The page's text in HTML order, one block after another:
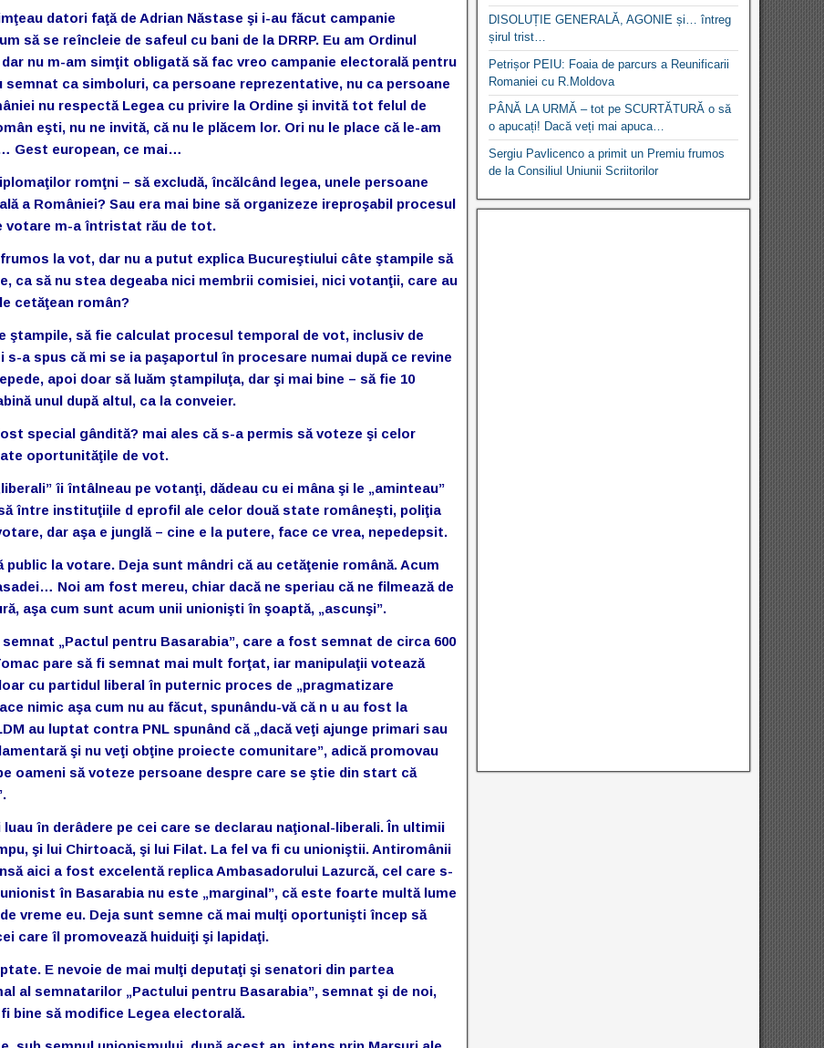
datori faţă de Adrian Năstase şi i-au făcut campanie
să se reîncleie de safeul cu bani de la DRRP. Eu am Ordinul
nu m-am simţit obligată să fac vreo campanie electorală pentru
ca simboluri, ca persoane reprezentative, nu ca persoane
nu respectă Legea cu privire la Ordine şi invită tot felul de
eşti, nu ne invită, că nu le plăcem lor. Ori nu le place că le-am
Gest european, ce mai…
romţni – să excludă, încălcând legea, unele persoane
a României? Sau era mai bine să organizeze ireproşabil procesul
votare m-a întristat rău de tot.
la vot, dar nu a putut explica Bucureştiului câte ştampile să
ca să nu stea degeaba nici membrii comisiei, nici votanţii, care au
cetăţean român?
ştampile, să fie calculat procesul temporal de vot, inclusiv de
a spus că mi se ia paşaportul în procesare numai după ce revine
apoi doar să luăm ştampiluţa, dar şi mai bine – să fie 10
unul după altul, ca la conveier.
special gândită? mai ales că s-a permis să voteze şi celor
oportunităţile de vot.
îi întâlneau pe votanţi, dădeau cu ei mâna şi le „aminteau”
între instituţiile d eprofil ale celor două state româneşti, poliţia
dar aşa e junglă – cine e la putere, face ce vrea, nepedepsit.
la votare. Deja sunt mândri că au cetăţenie română. Acum
Noi am fost mereu, chiar dacă ne speriau că ne filmează de
aşa cum sunt acum unii unionişti în şoaptă, „ascunşi”.
„Pactul pentru Basarabia”, care a fost semnat de circa 600
pare să fi semnat mai mult forţat, iar manipulaţii votează
cu partidul liberal în puternic proces de „pragmatizare
nimic aşa cum nu au făcut, spunându-vă că n u au fost la
au luptat contra PNL spunând că „dacă veţi ajunge primari sau
şi nu veţi obţine proiecte comunitare”, adică promovau
oameni să voteze persoane despre care se ştie din start că
în derâdere pe cei care se declarau naţional-liberali. În ultimii
şi lui Chirtoacă, şi lui Filat. La fel va fi cu unioniştii. Antiromânii
aici a fost excelentă replica Ambasadorului Lazurcă, cel care s-
în Basarabia nu este „marginal”, că este foarte multă lume
vreme eu. Deja sunt semne că mai mulţi oportunişti încep să
care îl promovează huiduiţi şi lapidaţi.
E nevoie de mai mulţi deputaţi şi senatori din partea
al semnatarilor „Pactului pentru Basarabia”, semnat şi de noi,
bine să modifice Legea electorală.
DISOLUȚIE GENERALĂ, AGONIE și… întreg
șirul trist…
Petrișor PEIU: Foaia de parcurs a Reunificarii
Romaniei cu R.Moldova
PÂNĂ LA URMĂ – tot pe SCURTĂTURĂ o să
o apucați! Dacă veți mai apuca…
Sergiu Pavlicenco a primit un Premiu frumos
de la Consiliul Uniunii Scriitorilor